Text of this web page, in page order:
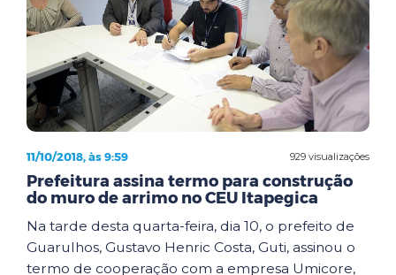
929 visualizações
11/10/2018, às 9:59
Prefeitura assina termo para construção
do muro de arrimo no CEU Itapegica
Na tarde desta quarta-feira, dia 10, o prefeito de
Guarulhos, Gustavo Henric Costa, Guti, assinou o
termo de cooperação com a empresa Umicore,